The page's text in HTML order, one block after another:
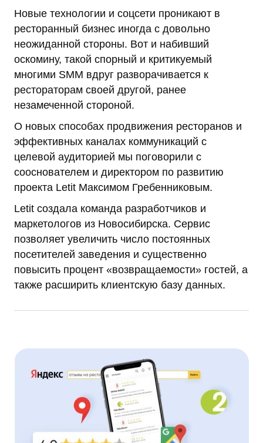
Новые технологии и соцсети проникают в
ресторанный бизнес иногда с довольно
неожиданной стороны. Вот и набивший
оскомину, такой спорный и критикуемый
многими SMM вдруг разворачивается к
рестораторам своей другой, ранее
незамеченной стороной.
О новых способах продвижения ресторанов и
эффективных каналах коммуникаций с
целевой аудиторией мы поговорили с
сооснователем и директором по развитию
проекта Letit Максимом Гребенниковым.
Letit создала команда разработчиков и
маркетологов из Новосибирска. Сервис
позволяет увеличить число постоянных
посетителей заведения и существенно
повысить процент «возвращаемости» гостей, а
также расширить клиентскую базу данных.